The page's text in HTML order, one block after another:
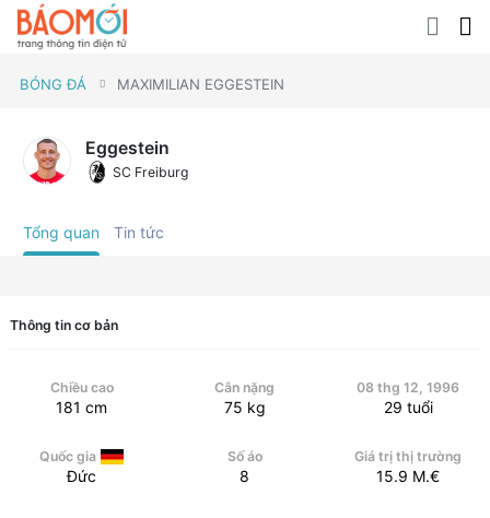
BÓNG ĐÁ MAXIMILIAN EGGESTEIN
Eggestein
SC Freiburg
Tổng quan Tin tức
Thông tin cơ bản
Chiều cao
181 cm
Cân nặng
75 kg
08 thg 12, 1996
29 tuổi
Quốc gia
Đức
Số áo
8
Giá trị thị trường
15.9 M.€